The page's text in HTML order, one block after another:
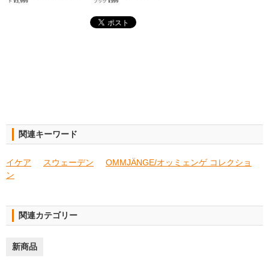
関連キーワード
イケア スウェーデン
OMMJÄNGE/オッミェンゲ コレクショ
ン
関連カテゴリー
新商品